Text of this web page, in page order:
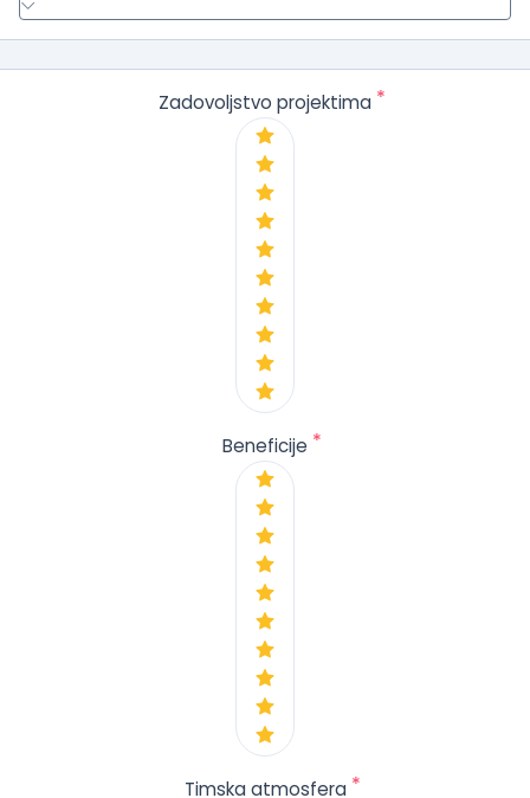
Zadovoljstvo projektima *
Beneficije *
Timska atmosfera *